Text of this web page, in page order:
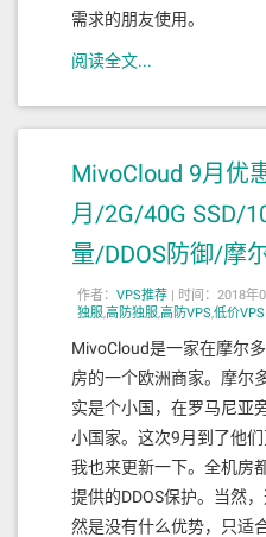
需求的朋友使用。
阅读全文...
MivoCloud 9月优
月/2G/40G SSD/
量/DDOS防御/摩
作者： VPS推荐 | 时间：2018年
独服,高防独服,高防VPS,低价VPS
MivoCloud是一家在摩尔
房的一个欧洲商家。摩尔
实是个小国，在罗马尼亚
小国家。这次9月到了他
我也来更新一下。全机房
提供的DDOS保护。当然
然是没有什么优势，只适